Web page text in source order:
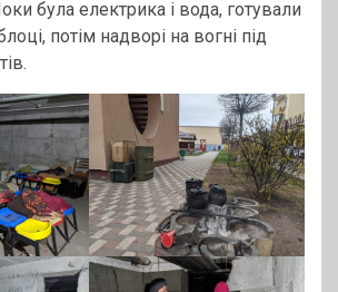
була електрика і вода, готували
потім надворі на вогні під